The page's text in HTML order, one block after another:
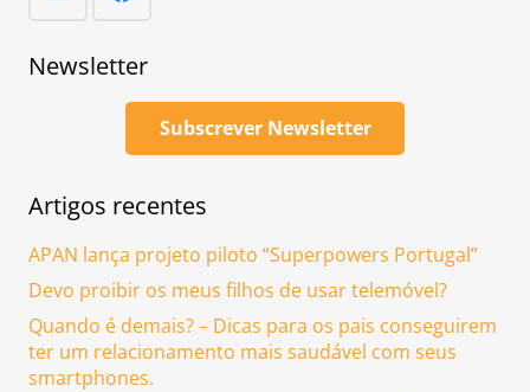
Newsletter
Subscrever Newsletter
Artigos recentes
APAN lança projeto piloto “Superpowers Portugal”
Devo proibir os meus filhos de usar telemóvel?
Quando é demais? – Dicas para os pais conseguirem
ter um relacionamento mais saudável com seus
smartphones.